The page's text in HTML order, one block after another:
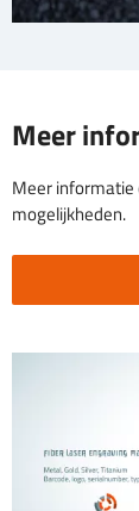
Meer
Meer informatie
mogelijkheden.